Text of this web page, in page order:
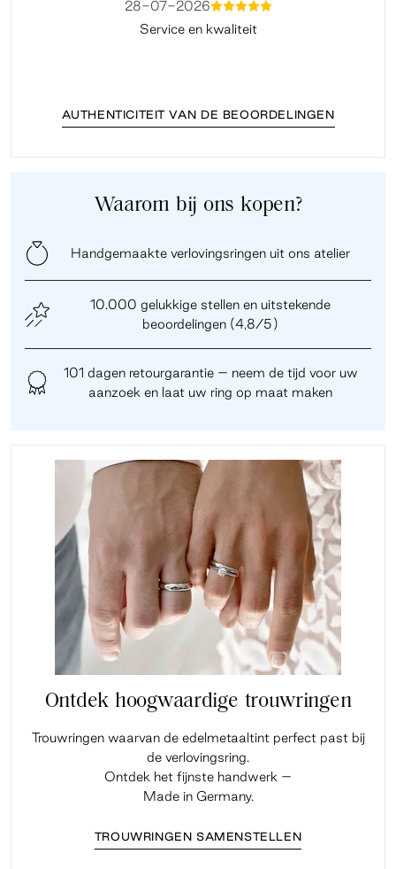
28-07-2026mmmmm
Service en kwaliteit
AUTHENTICITEIT VAN DE BEOORDELINGEN
Waarom bij ons kopen?
Handgemaakte verlovingsringen uit ons atelier
10.000 gelukkige stellen en uitstekende
beoordelingen (4,8/5)
101 dagen retourgarantie – neem de tijd voor uw
aanzoek en laat uw ring op maat maken
Ontdek hoogwaardige trouwringen
Trouwringen waarvan de edelmetaaltint perfect past bij
de verlovingsring.
Ontdek het fijnste handwerk –
Made in Germany.
TROUWRINGEN SAMENSTELLEN